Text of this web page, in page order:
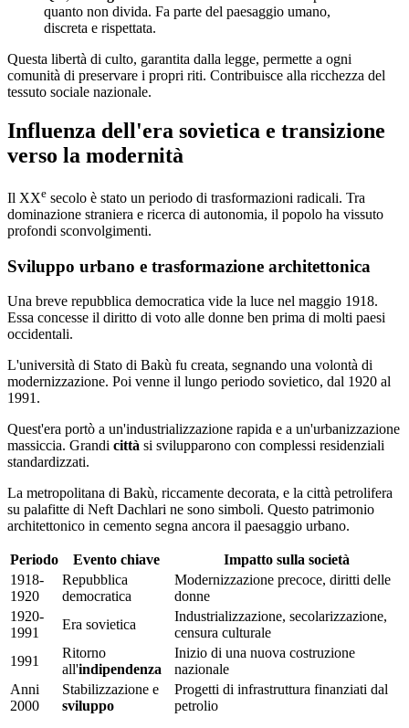
quanto non divida. Fa parte del paesaggio umano,
discreta e rispettata.
Questa libertà di culto, garantita dalla legge, permette a ogni
comunità di preservare i propri riti. Contribuisce alla ricchezza del
tessuto sociale nazionale.
Influenza dell'era sovietica e transizione
verso la modernità
Il XXe secolo è stato un periodo di trasformazioni radicali. Tra
dominazione straniera e ricerca di autonomia, il popolo ha vissuto
profondi sconvolgimenti.
Sviluppo urbano e trasformazione architettonica
Una breve repubblica democratica vide la luce nel maggio 1918.
Essa concesse il diritto di voto alle donne ben prima di molti paesi
occidentali.
L'università di Stato di Bakù fu creata, segnando una volontà di
modernizzazione. Poi venne il lungo periodo sovietico, dal 1920 al
1991.
Quest'era portò a un'industrializzazione rapida e a un'urbanizzazione
massiccia. Grandi città si svilupparono con complessi residenziali
standardizzati.
La metropolitana di Bakù, riccamente decorata, e la città petrolifera
su palafitte di Neft Dachlari ne sono simboli. Questo patrimonio
architettonico in cemento segna ancora il paesaggio urbano.
Periodo Evento chiave
Impatto sulla società
1918-
1920
Repubblica
democratica
Modernizzazione precoce, diritti delle
donne
1920-
1991
Era sovietica
Industrializzazione, secolarizzazione,
censura culturale
1991
Ritorno
all'indipendenza
Inizio di una nuova costruzione
nazionale
Anni
2000
Stabilizzazione e
sviluppo
Progetti di infrastruttura finanziati dal
petrolio